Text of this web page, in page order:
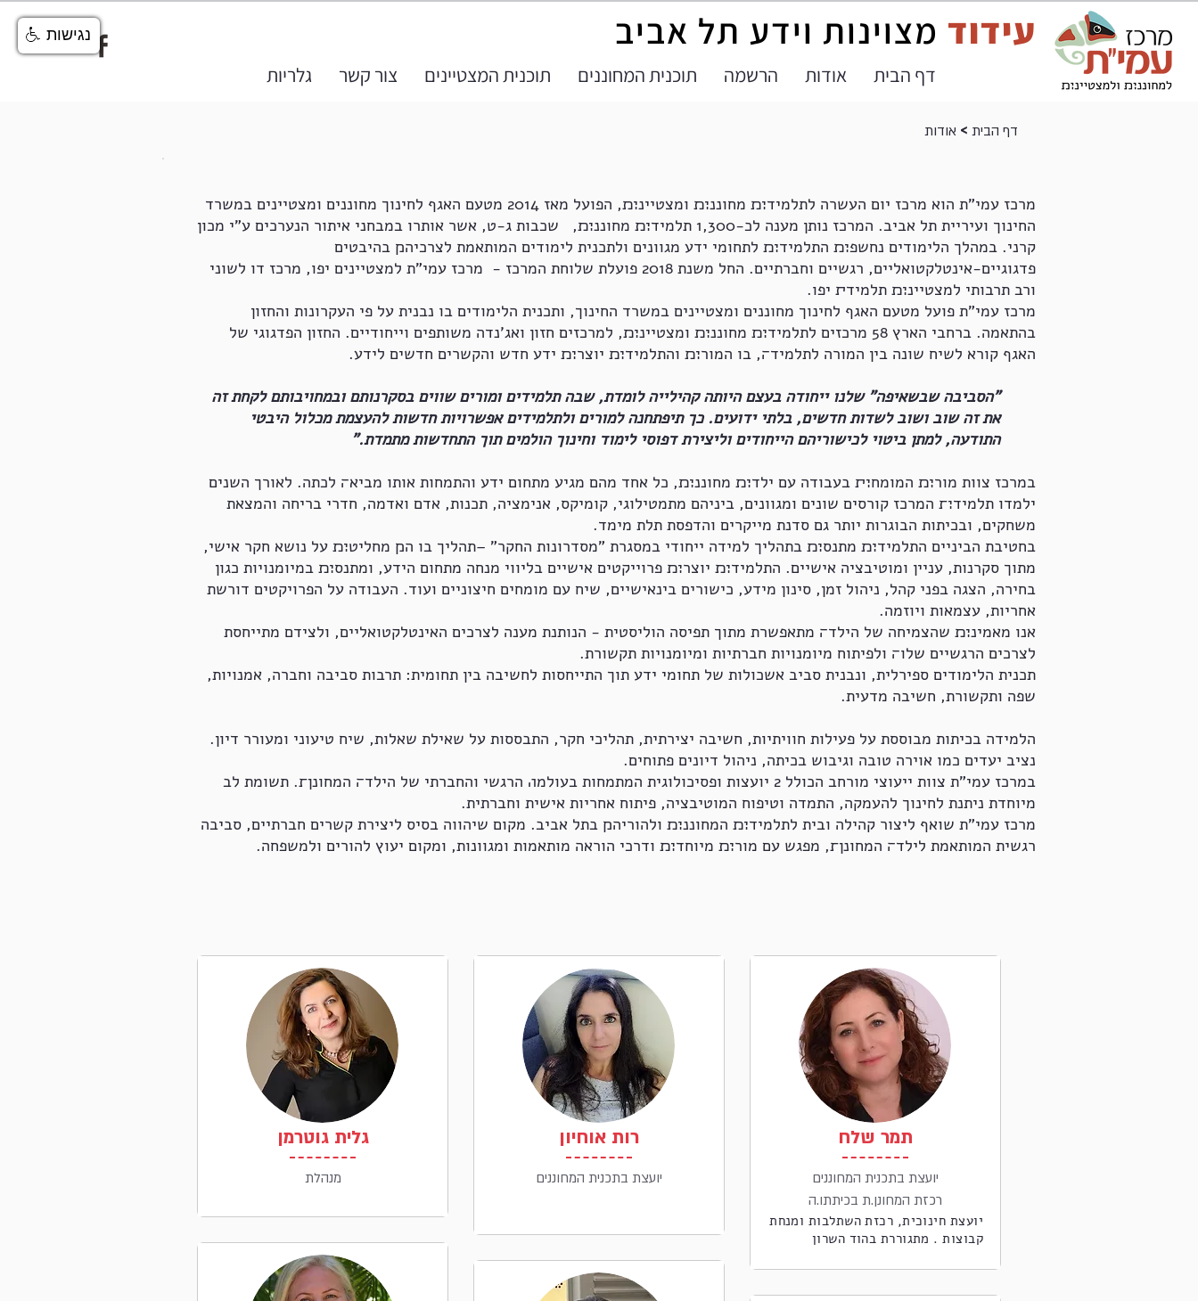
עידוד מצוינות וידע תל אביב
דף הבית אודות הרשמה תוכנית המחוננים תוכנית המצטיינים צור קשר גלריות
דף הבית > אודות
מרכז עמי"ת הוא מרכז יום העשרה לתלמיד׊׉ מחוננ׊׉ ומצטיינ׊׉, הפועל מאז 2014 מטעם האגף לחינוך מחוננים ומצטיינים במשרד
החינוך ועיריית תל אביב. המרכז נותן מענה לכ-1,300 תלמיד׊׉ מחוננ׊׉, שכבות ג-ט, אשר אותרו במבחני איתור הנערכים ע"י מכון
קרני. במהלך הלימודים נחשפ׊׉ התלמיד׊׉ לתחומי ידע מגוונים ולתכנית לימודים המותאמת לצרכיה׋ בהיבטים
פדגוגיים-אינטלקטואליים, רגשיים וחברתיים. החל משנת 2018 פועלת שלוחת המרכז - מרכז עמי"ת למצטיינים יפו, מרכז דו לשוני
ורב תרבותי למצטיינ׊׉ תלמיד׏ יפו.
מרכז עמי"ת פועל מטעם האגף לחינוך מחוננים ומצטיינים במשרד החינוך, ותכנית הלימודים בו נבנית על פי העקרונות והחזון
בהתאמה. ברחבי הארץ 58 מרכזים לתלמיד׊׉ מחוננ׊׉ ומצטיינ׊׉, למרכזים חזון ואג'נדה משותפים וייחודיים. החזון הפדגוגי של
האגף קורא לשיח שונה בין המורה לתלמיד׌, בו המור׊׉ והתלמיד׊׉ יוצר׊׉ ידע חדש והקשרים חדשים לידע.
"הסביבה שבשאיפה" שלנו ייחודה בעצם היותה קהילייה לומדת, שבה תלמידים ומורים שווים בסקרנותם ובמחויבותם לקחת זה
את זה שוב ושוב לשדות חדשים, בלתי ידועים. כך תיפתחנה למורים ולתלמידים אפשרויות חדשות להעצמת מכלול היבטי
התודעה, למתן ביטוי לכישוריהם הייחודים וליצירת דפוסי לימוד וחינוך הולמים תוך התחדשות מתמדת."
במרכז צוות מור׊׉ המומח׊׏ בעבודה עם ילד׊׉ מחוננ׊׉, כל אחד מהם מגיע מתחום ידע והתמחות אותו מביא׌ לכתה. לאורך השנים
ילמדו תלמיד׊׍ המרכז קורסים שונים ומגוונים, ביניהם מתמטילוגי, קומיקס, אנימציה, תכנות, אדם ואדמה, חדרי בריחה והמצאת
משחקים, ובכיתות הבוגרות יותר גם סדנת מייקרים והדפסת תלת מימד.
בחטיבת הביניים התלמיד׊׉ מתנס׊׉ בתהליך למידה ייחודי במסגרת "מסדרונות החקר" –תהליך בו ה׋ מחליט׊׉ על נושא חקר אישי,
מתוך סקרנות, עניין ומוטיבציה אישיים. התלמיד׊׉ יוצר׊׉ פרוייקטים אישיים בליווי מנחה מתחום הידע, ומתנס׊׉ במיומנויות כגון
בחירה, הצגה בפני קהל, ניהול זמן, סינון מידע, כישורים בינאישיים, שיח עם מומחים חיצוניים ועוד. העבודה על הפרויקטים דורשת
אחריות, עצמאות ויוזמה.
אנו מאמינ׊׉ שהצמיחה של הילד׌ מתאפשרת מתוך תפיסה הוליסטית - הנותנת מענה לצרכים האינטלקטואליים, ולצידם מתייחסת
לצרכים הרגשיים שלו׌ ולפיתוח מיומנויות חברתיות ומיומנויות תקשורת.
תכנית הלימודים ספירלית, ונבנית סביב אשכולות של תחומי ידע תוך התייחסות לחשיבה בין תחומית: תרבות סביבה וחברה, אמנויות,
שפה ותקשורת, חשיבה מדעית.
הלמידה בכיתות מבוססת על פעילות חוויתיות, חשיבה יצירתית, תהליכי חקר, התבססות על שאילת שאלות, שיח טיעוני ומעורר דיון.
נציב יעדים כמו אוירה טובה וגיבוש בכיתה, ניהול דיונים פתוחים.
במרכז עמי"ת צוות ייעוצי מורחב הכולל 2 יועצות ופסיכולוגית המתמחות בעולמ׎ הרגשי והחברתי של הילד׌ המחונן׍. תשומת לב
מיוחדת ניתנת לחינוך להעמקה, התמדה וטיפוח המוטיבציה, פיתוח אחריות אישית וחברתית.
מרכז עמי"ת שואף ליצור קהילה ובית לתלמיד׊׉ המחוננ׊׉ ולהוריה׋ בתל אביב. מקום שיהווה בסיס ליצירת קשרים חברתיים, סביבה
רגשית המותאמת לילד׌ המחונן׍, מפגש עם מור׊׉ מיוחד׊׉ ודרכי הוראה מותאמות ומגוונות, ומקום יעוץ להורים ולמשפחה.
גלית גוטרמן
מנהלת
רות אוחיון
יועצת בתכנית המחוננים
תמר שלח
יועצת בתכנית המחוננים
רכזת המחונן.ת בכיתתו.ה
יועצת חינוכית, רכזת השתלבות ומנחת
קבוצות . מתגוררת בהוד השרון
נגישות